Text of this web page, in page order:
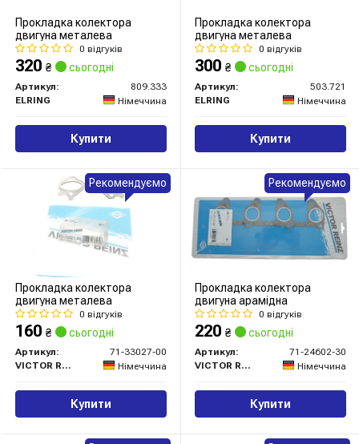
Прокладка колектора
двигуна металева
0 відгуків
320 ₴ сьогодні
Артикул:
809.333
ELRING
Німеччина
Купити
Прокладка колектора
двигуна металева
0 відгуків
300 ₴ сьогодні
Артикул:
503.721
ELRING
Німеччина
Купити
Прокладка колектора
двигуна металева
0 відгуків
160 ₴ сьогодні
Артикул:
71-33027-00
VICTOR REINZ
Німеччина
Купити
Рекомендуємо
Прокладка колектора
двигуна арамідна
0 відгуків
220 ₴ сьогодні
Артикул:
71-24602-30
VICTOR REINZ
Німеччина
Купити
Рекомендуємо